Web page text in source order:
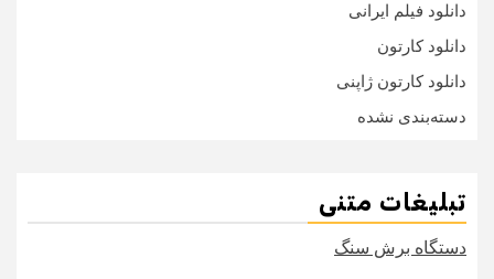
دانلود فیلم ایرانی
دانلود کارتون
دانلود کارتون ژاپنی
دسته‌بندی نشده
تبلیغات متنی
دستگاه برش سنگ